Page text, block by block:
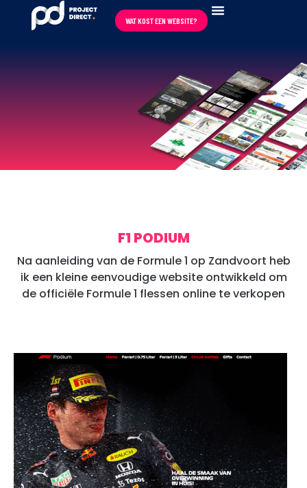
WAT KOST EEN WEBSITE?
F1 PODIUM
Na aanleiding van de Formule 1 op Zandvoort heb
ik een kleine eenvoudige website ontwikkeld om
de officiële Formule 1 flessen online te verkopen